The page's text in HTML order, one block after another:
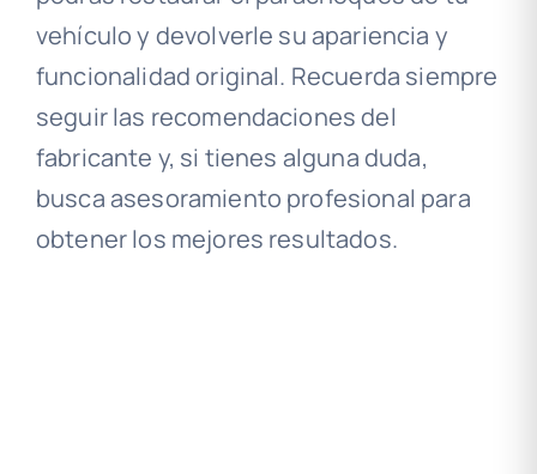
vehículo y devolverle su apariencia y
funcionalidad original. Recuerda siempre
seguir las recomendaciones del
fabricante y, si tienes alguna duda,
busca asesoramiento profesional para
obtener los mejores resultados.